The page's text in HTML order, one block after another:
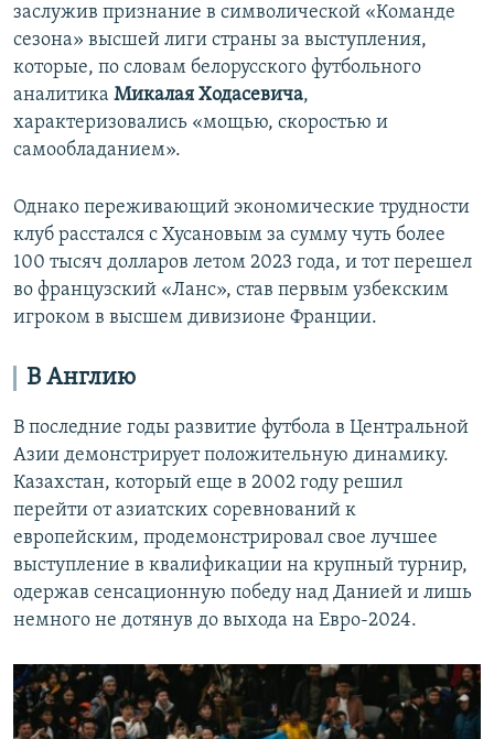
заслужив признание в символической «Команде
сезона» высшей лиги страны за выступления,
которые, по словам белорусского футбольного
аналитика Микалая Ходасевича,
характеризовались «мощью, скоростью и
самообладанием».
Однако переживающий экономические трудности
клуб расстался с Хусановым за сумму чуть более
100 тысяч долларов летом 2023 года, и тот перешел
во французский «Ланс», став первым узбекским
игроком в высшем дивизионе Франции.
В Англию
В последние годы развитие футбола в Центральной
Азии демонстрирует положительную динамику.
Казахстан, который еще в 2002 году решил
перейти от азиатских соревнований к
европейским, продемонстрировал свое лучшее
выступление в квалификации на крупный турнир,
одержав сенсационную победу над Данией и лишь
немного не дотянув до выхода на Евро-2024.